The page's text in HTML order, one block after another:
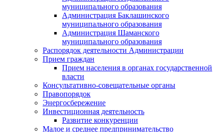
муниципального образования
Администрация Баклашинского
муниципального образования
Администрация Шаманского
муниципального образования
Распорядок деятельности Администрации
Прием граждан
Прием населения в органах государственной
власти
Консультативно-совещательные органы
Правопорядок
Энергосбережение
Инвестиционная деятельность
Развитие конкуренции
Малое и среднее предпринимательство